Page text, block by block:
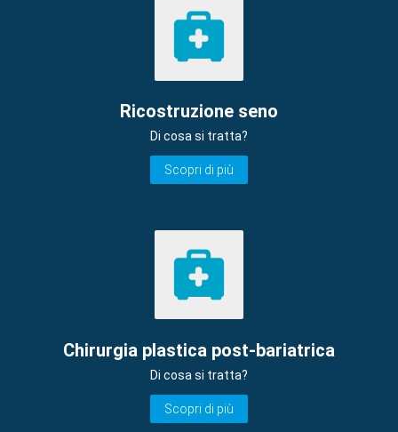
Ricostruzione seno
Di cosa si tratta?
Scopri di più
Chirurgia plastica post-bariatrica
Di cosa si tratta?
Scopri di più